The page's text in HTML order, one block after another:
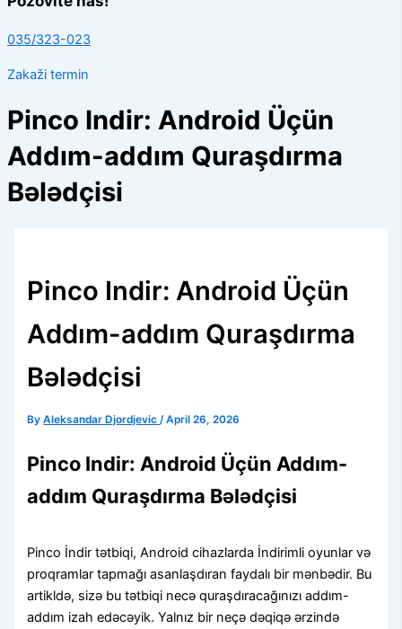
035/323-023
Zakaži termin
Pinco Indir: Android Üçün
Addım-addım Quraşdırma
Bələdçisi
Pinco Indir: Android Üçün
Addım-addım Quraşdırma
Bələdçisi
ByAleksandar Djordjevic/April 26, 2026
Pinco Indir: Android Üçün Addım-
addım Quraşdırma Bələdçisi
Pinco İndir tətbiqi, Android cihazlarda İndirimli oyunlar və
proqramlar tapmağı asanlaşdıran faydalı bir mənbədir. Bu
artikldə, sizə bu tətbiqi necə quraşdıracağınızı addım-
addım izah edəcəyik. Yalnız bir neçə dəqiqə ərzində